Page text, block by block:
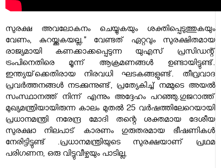
സുരക്ഷ അവലോകനം ചെയ്യുകയും ശക്തിപ്പെടുത്തുകയും
വേണം, കുറയ്ക്കുകയല്ല," വേണ്ടത് ഏറ്റവും സുരക്ഷിതമായ
രാജ്യമായി കണക്കാക്കപ്പെടുന്ന യുഎസ് പ്രസിഡന്റ്
ട്രംപിനെതിരെ മൂന്ന് ആക്രമണങ്ങൾ ഉണ്ടായിട്ടുണ്ട്.
ഇന്ത്യയ്‌ക്കെതിരായ നിരവധി ഘടകങ്ങളുണ്ട്. തീവ്രവാദ
പ്രവർത്തനങ്ങൾ നടക്കുന്നുണ്ട്, പ്രത്യേകിച്ച് നമ്മുടെ അയൽ
സംസ്ഥാനത്ത് നിന്ന് എന്നും അദ്ദേഹം പറഞ്ഞു.ഗുജറാത്ത്
മുഖ്യമന്ത്രിയായിരുന്ന കാലം മുതൽ 25 വർഷത്തിലേറെയായി
പ്രധാനമന്ത്രി നരേന്ദ്ര മോദി തന്റെ ശക്തമായ ദേശീയ
സുരക്ഷാ നിലപാട് കാരണം ഗുരുതരമായ ഭീഷണികൾ
നേരിട്ടിട്ടുണ്ട് .പ്രധാനമന്ത്രിയുടെ സുരക്ഷയാണ് പ്രഥമ
പരിഗണന, ഒരു വിട്ടുവീഴ്ചയും പാടില്ല,